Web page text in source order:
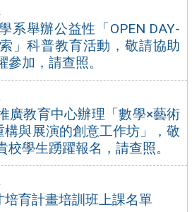
系舉辦公益性「OPEN DAY-
」科普教育活動，敬請協助
加，請查照。
廣教育中心辦理「數學×藝術
與展演的創意工作坊」，敬
學生踴躍報名，請查照。
育計畫培訓班上課名單